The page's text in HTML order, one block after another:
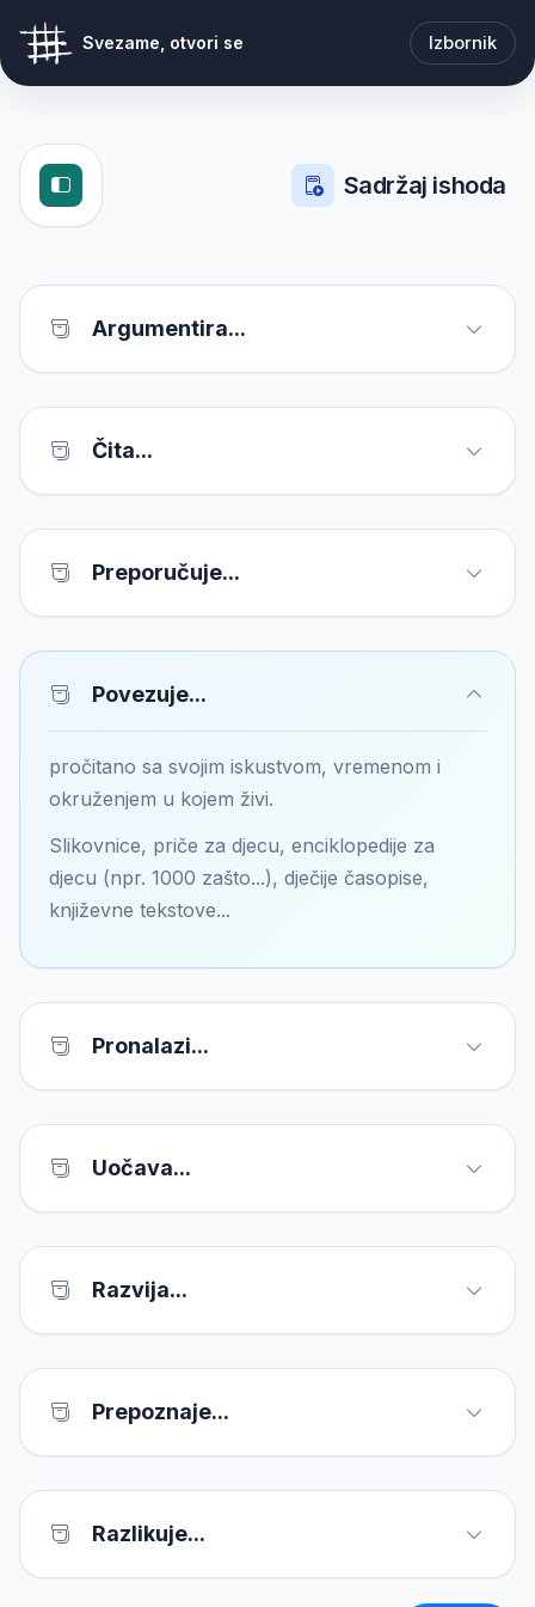
Svezame, otvori se Izbornik
Sadržaj ishoda
Argumentira...
Čita...
Preporučuje...
Povezuje...
pročitano sa svojim iskustvom, vremenom i
okruženjem u kojem živi.
Slikovnice, priče za djecu, enciklopedije za
djecu (npr. 1000 zašto...), dječije časopise,
književne tekstove...
Pronalazi...
Uočava...
Razvija...
Prepoznaje...
Razlikuje...